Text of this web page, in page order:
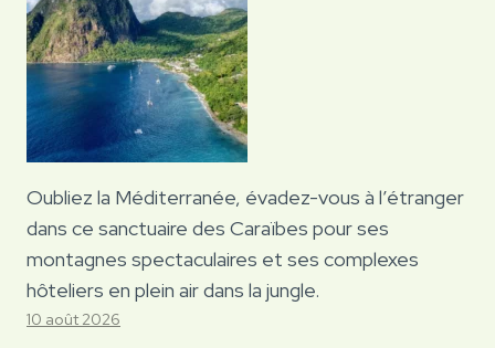
Oubliez la Méditerranée, évadez-vous à l’étranger
dans ce sanctuaire des Caraïbes pour ses
montagnes spectaculaires et ses complexes
hôteliers en plein air dans la jungle.
10 août 2026